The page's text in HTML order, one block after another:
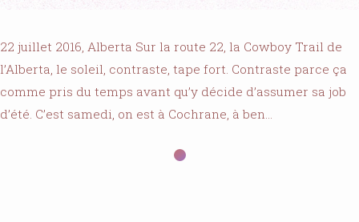
22 juillet 2016, Alberta Sur la route 22, la Cowboy Trail de
l’Alberta, le soleil, contraste, tape fort. Contraste parce ça
comme pris du temps avant qu’y décide d’assumer sa job
d’été. C’est samedi, on est à Cochrane, à ben…